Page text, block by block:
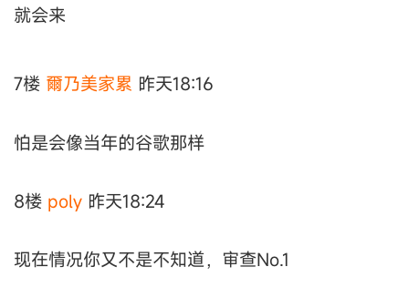
就会来
7楼 爾乃美家累 昨天18:16
怕是会像当年的谷歌那样
8楼 poly 昨天18:24
现在情况你又不是不知道，审查No.1